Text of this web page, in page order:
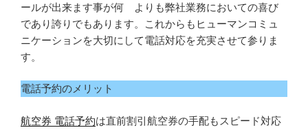
ールが出来ます事が何 よりも弊社業務においての喜び
であり誇りでもあります。これからもヒューマンコミュ
ニケーションを大切にして電話対応を充実させて参りま
す。
電話予約のメリット
航空券 電話予約は直前割引航空券の手配もスピード対応